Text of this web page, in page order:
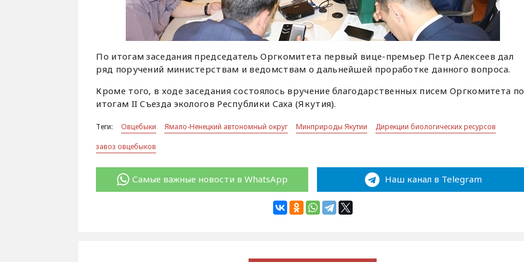
По итогам заседания председатель Оргкомитета первый вице-премьер Петр Алексеев дал
ряд поручений министерствам и ведомствам о дальнейшей проработке данного вопроса.
Кроме того, в ходе заседания состоялось вручение благодарственных писем Оргкомитета по
итогам II Cъезда экологов Республики Саха (Якутия).
Теги: Овцебыки Ямало-Ненецкий автономный округ Минприроды Якутии
Дирекции биологических ресурсов
завоз овцебыков
Самые важные новости в WhatsApp Наш канал в Telegram